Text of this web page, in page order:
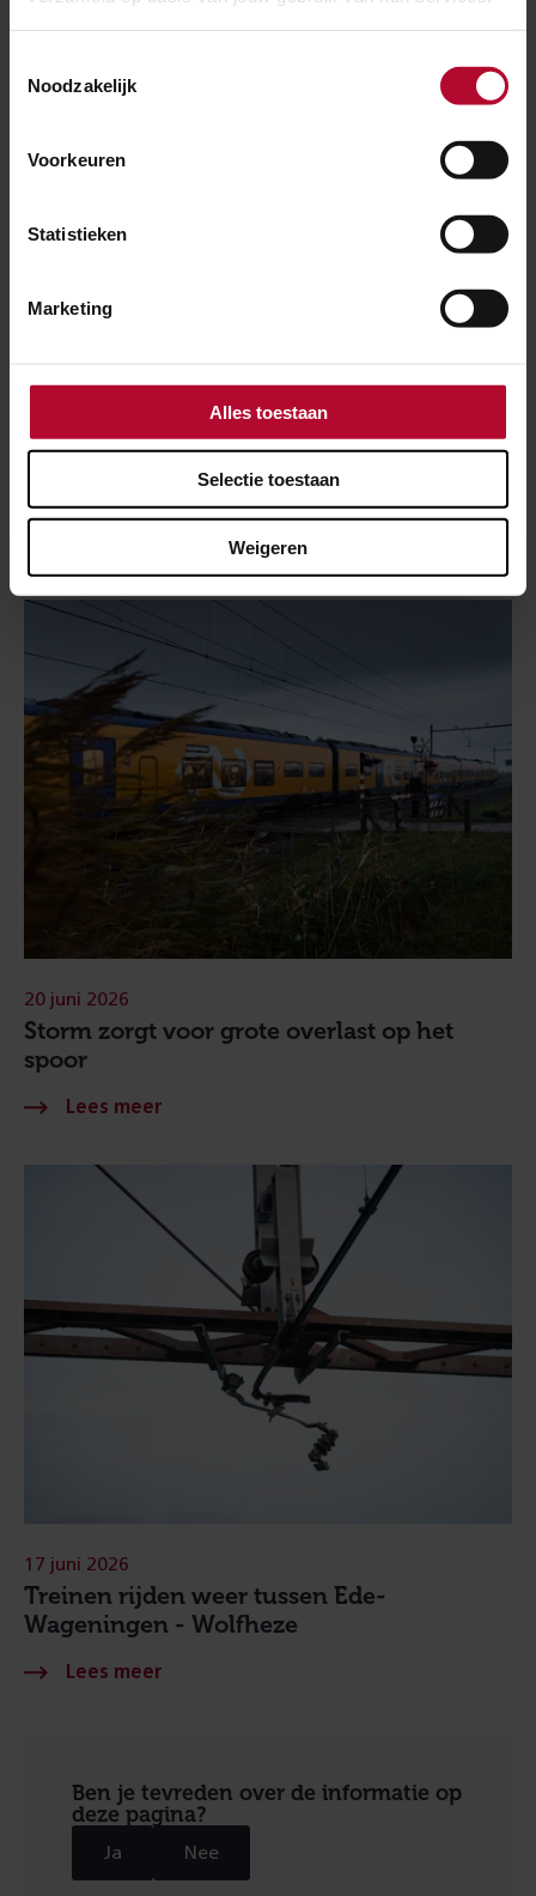
Noodzakelijk
Voorkeuren
Statistieken
Marketing
Alles toestaan
Selectie toestaan
Weigeren
Staking openbaar vervoer op woensdag 24
23 juni 2026
Storm zorgt voor grote overlast op het
spoor
20 juni 2026
Treinen rijden weer tussen Ede-
Wageningen - Wolfheze
17 juni 2026
Ben je tevreden over de informatie op
deze pagina?
Ja Nee